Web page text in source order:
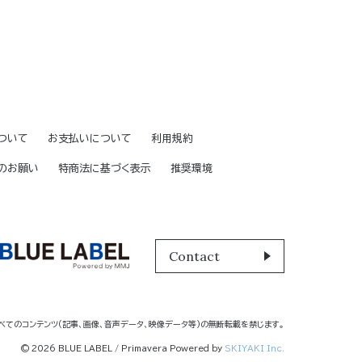
いて お支払いについて 利用規約
お願い 特商法に基づく表示 推奨環境
Contact
てのコンテンツ(記事、画像、音声データ、映像データ等)の無断転載を禁じます。
© 2026 BLUE LABEL / Primavera Powered by SKIYAKI Inc.